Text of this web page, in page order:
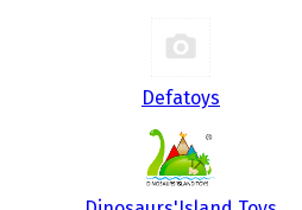
Defatoys